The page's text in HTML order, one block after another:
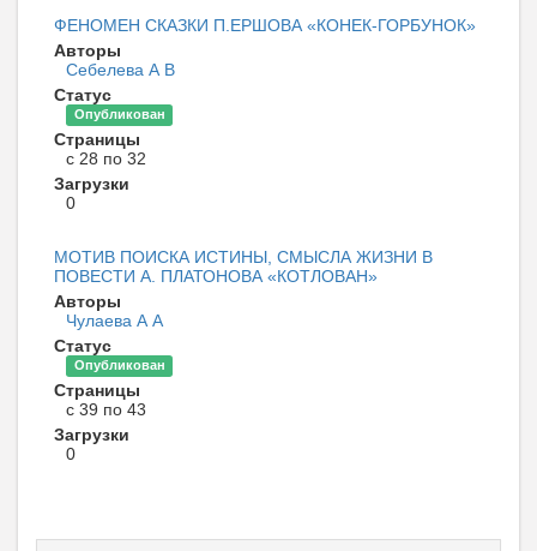
ФЕНОМЕН СКАЗКИ П.ЕРШОВА «КОНЕК-ГОРБУНОК»
Авторы
Себелева А В
Статус
Опубликован
Страницы
с 28 по 32
Загрузки
0
МОТИВ ПОИСКА ИСТИНЫ, СМЫСЛА ЖИЗНИ В
ПОВЕСТИ А. ПЛАТОНОВА «КОТЛОВАН»
Авторы
Чулаева А А
Статус
Опубликован
Страницы
с 39 по 43
Загрузки
0